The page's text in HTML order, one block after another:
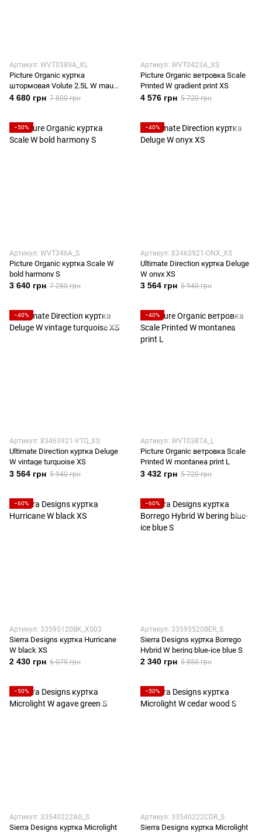
Артикул: WVT0389A_XL
Picture Organic куртка
штормовая Volute 2.5L W mauve
orchid XL
4 680 грн 7 800 грн
Артикул: WVT0423A_XS
Picture Organic ветровка Scale
Printed W gradient print XS
4 576 грн 5 720 грн
−50%
Артикул: WVT346A_S
Picture Organic куртка Scale W
bold harmony S
3 640 грн 7 280 грн
−40%
Артикул: 83463921-ONX_XS
Ultimate Direction куртка Deluge
W onyx XS
3 564 грн 5 940 грн
−40%
Артикул: 83463921-VTQ_XS
Ultimate Direction куртка Deluge
W vintage turquoise XS
3 564 грн 5 940 грн
−40%
Артикул: WVT0387A_L
Picture Organic ветровка Scale
Printed W montanea print L
3 432 грн 5 720 грн
−60%
Артикул: 33595120BK_XS03
Sierra Designs куртка Hurricane
W black XS
2 430 грн 6 075 грн
−60%
Артикул: 33595520BER_S
Sierra Designs куртка Borrego
Hybrid W bering blue-ice blue S
2 340 грн 5 850 грн
−50%
Артикул: 33540222AG_S
Sierra Designs куртка Microlight
−50%
Артикул: 33540222CDR_S
Sierra Designs куртка Microlight